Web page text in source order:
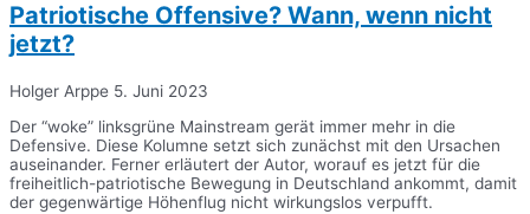
Patriotische Offensive? Wann, wenn nicht
jetzt?
Holger Arppe 5. Juni 2023
Der “woke” linksgrüne Mainstream gerät immer mehr in die
Defensive. Diese Kolumne setzt sich zunächst mit den Ursachen
auseinander. Ferner erläutert der Autor, worauf es jetzt für die
freiheitlich-patriotische Bewegung in Deutschland ankommt, damit
der gegenwärtige Höhenflug nicht wirkungslos verpufft.